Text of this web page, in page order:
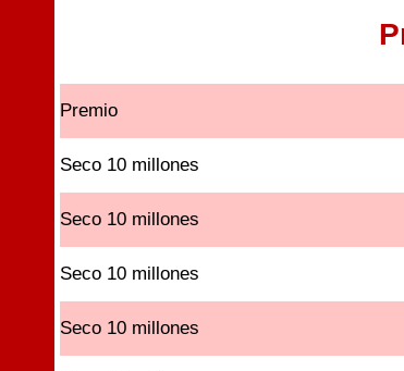
Premio
Seco 10 millones
Seco 10 millones
Seco 10 millones
Seco 10 millones